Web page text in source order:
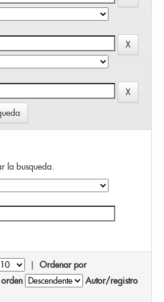
la busqueda.
| Ordenar por
orden
Autor/registro